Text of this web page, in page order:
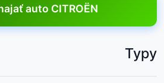
auto CITROËN
Typy